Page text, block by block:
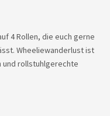
4 Rollen, die euch gerne
Wheeliewanderlust ist
rollstuhlgerechte